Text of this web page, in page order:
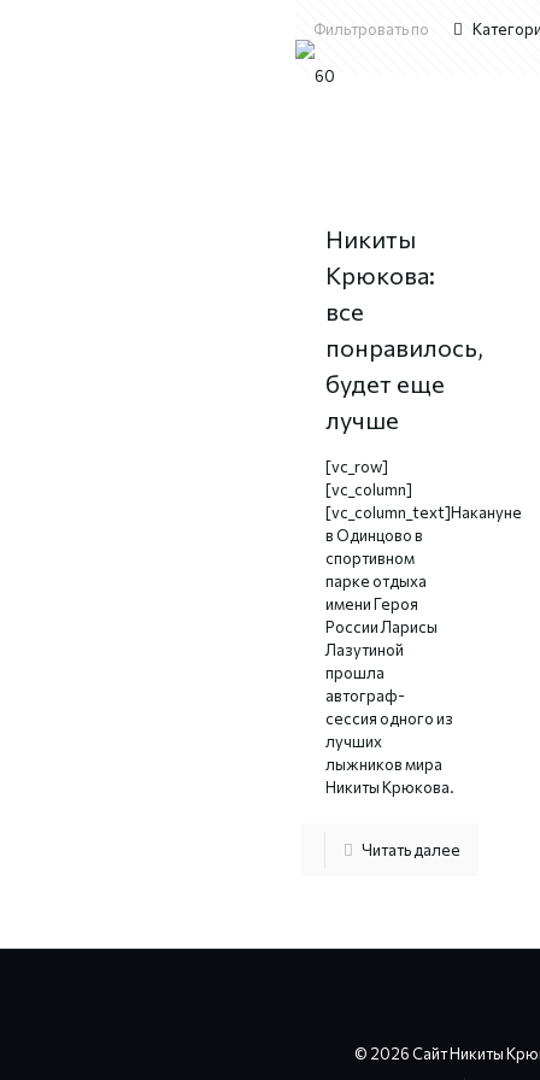
Фильтровать по
Никиты
Крюкова:
все
понравилось,
будет еще
лучше
[vc_row]
[vc_column]
[vc_column_text]Накануне
в Одинцово в
спортивном
парке отдыха
имени Героя
России Ларисы
Лазутиной
прошла
автограф-
сессия одного из
лучших
лыжников мира
Никиты Крюкова.
Читать далее
© 2026 Сайт Никиты